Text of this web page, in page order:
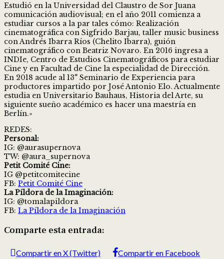
Estudió en la Universidad del Claustro de Sor Juana
comunicación audiovisual; en el año 2011 comienza a
estudiar cursos a la par tales cómo: Realización
cinematográfica con Sigfrido Barjau, taller music business
con Andrés Ibarra Ríos (Chelito Ibarra), guión
cinematográfico con Beatriz Novaro. En 2016 ingresa a
INDIe, Centro de Estudios Cinematográficos para estudiar
Cine y en Facultad de Cine la especialidad de Dirección.
En 2018 acude al 13° Seminario de Experiencia para
productores impartido por José Antonio Elo. Actualmente
estudia en Universitario Bauhaus, Historia del Arte, su
siguiente sueño académico es hacer una maestría en
Berlín.»
REDES:
Personal:
IG: @aurasupernova
TW: @aura_supernova
Petit Comité Cine:
IG @petitcomitecine
FB: Petit Comité Cine
La Píldora de la Imaginación:
IG: @tomalapildora
FB: La Píldora de la Imaginación
Comparte esta entrada:
Compartir en X (Twitter)
Compartir en Facebook